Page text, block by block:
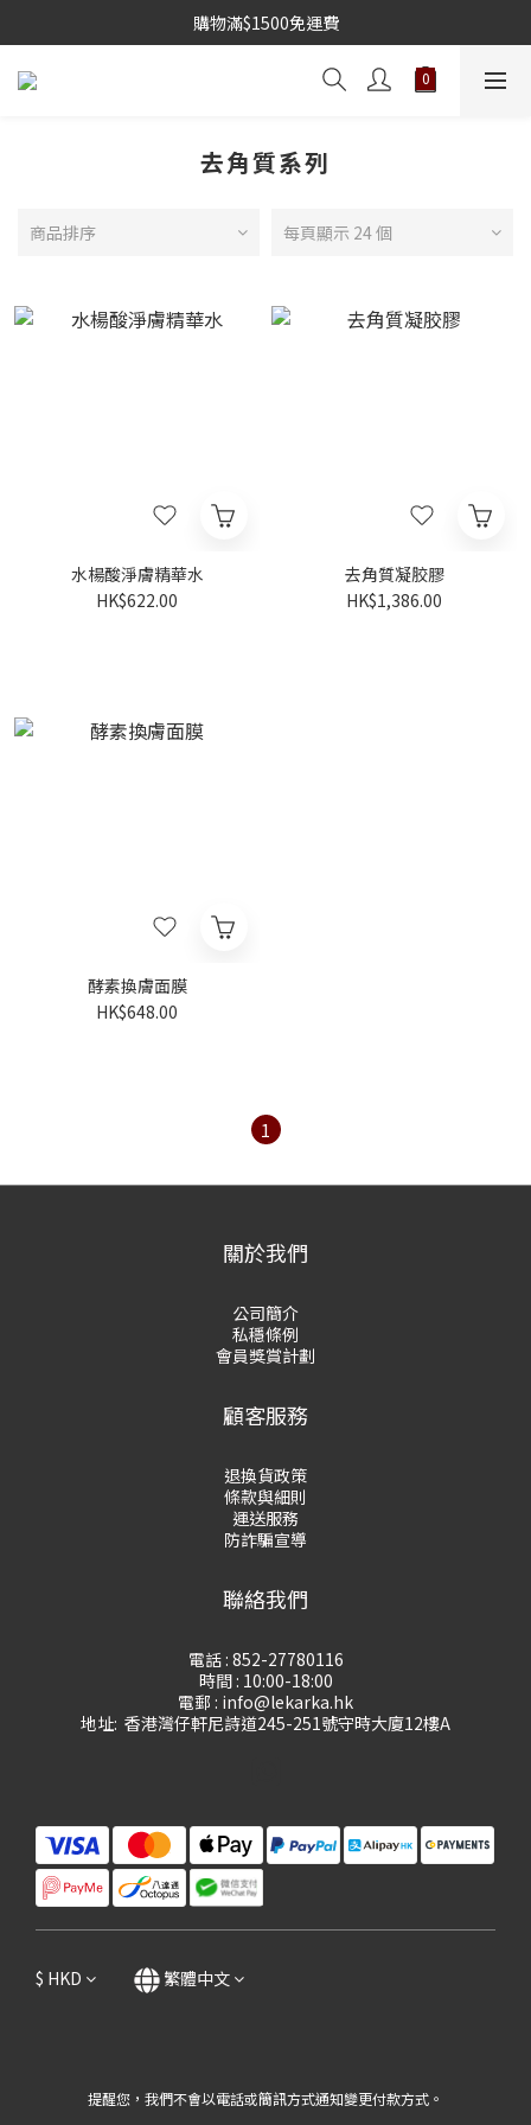
購物滿$1500免運費
去角質系列
商品排序 每頁顯示 24 個
水楊酸淨膚精華水
HK$622.00
去角質凝胶膠
HK$1,386.00
酵素換膚面膜
HK$648.00
1
關於我們
公司簡介
私穩條例
會員獎賞計劃
顧客服務
退換貨政策
條款與細則
運送服務
防詐騙宣導
聯絡我們
電話 : 852-27780116
時間 : 10:00-18:00
電郵 : info@lekarka.hk
地址: 香港灣仔軒尼詩道245-251號守時大廈12樓A
$ HKD 繁體中文
提醒您，我們不會以電話或簡訊方式通知變更付款方式。